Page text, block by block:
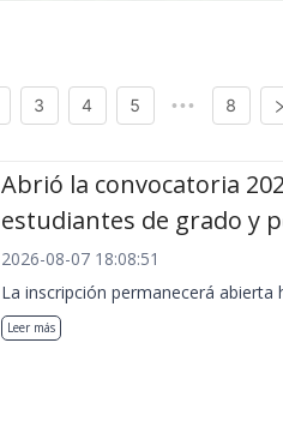
3 4 5 ••• 8
Abrió la convocatoria
estudiantes de grado y
2026-08-07 18:08:51
La inscripción permanecerá
Leer más